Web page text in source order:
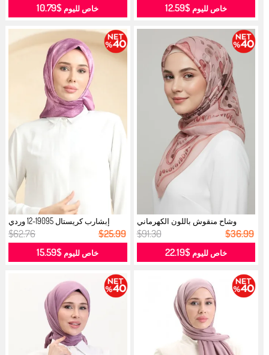
خاص لليوم$12.59 خاص لليوم $10.79
وشاح منقوش باللون الكهرماني
70326-0...
$91.30 $36.99
خاص لليوم$22.19
إبشارب كريستال 19095-12 وردي
فاتح...
$62.76 $25.99
خاص لليوم $15.59